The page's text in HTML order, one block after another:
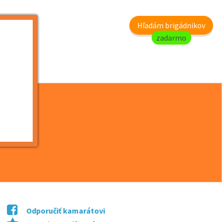
Hľadám brigádnikov
zadarmo
Odporučiť kamarátovi